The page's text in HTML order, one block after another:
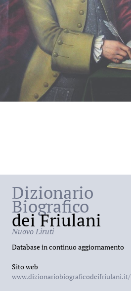
Dizionario
Biografico
dei Friulani
Nuovo Liruti
Database in continuo aggiornamento
Sito web
www.dizionariobiograficodeifriulani.it/